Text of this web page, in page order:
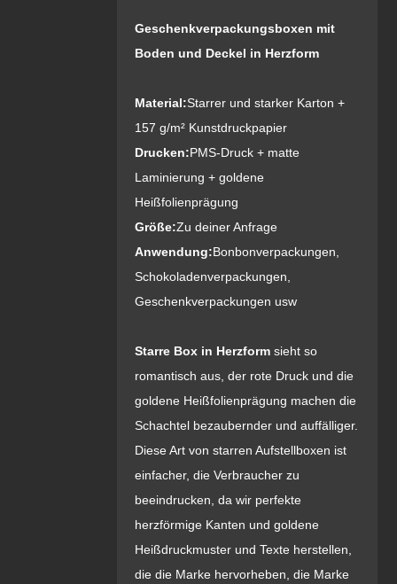
Geschenkverpackungsboxen mit
Boden und Deckel in Herzform
Material:Starrer und starker Karton +
157 g/m² Kunstdruckpapier
Drucken:PMS-Druck + matte
Laminierung + goldene
Heißfolienprägung
Größe:Zu deiner Anfrage
Anwendung:Bonbonverpackungen,
Schokoladenverpackungen,
Geschenkverpackungen usw
Starre Box in Herzformsieht so
romantisch aus, der rote Druck und die
goldene Heißfolienprägung machen die
Schachtel bezaubernder und auffälliger.
Diese Art von starren Aufstellboxen ist
einfacher, die Verbraucher zu
beeindrucken, da wir perfekte
herzförmige Kanten und goldene
Heißdruckmuster und Texte herstellen,
die die Marke hervorheben, die Marke